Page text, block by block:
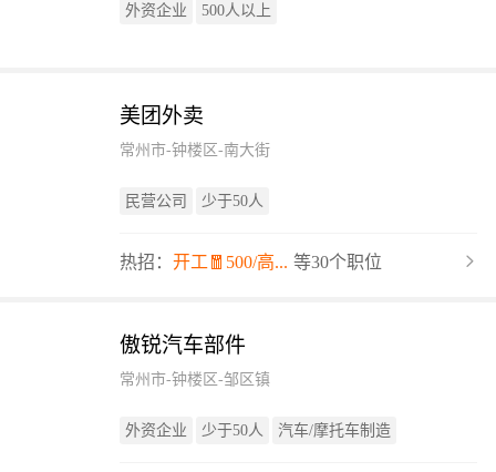
外资企业 500人以上
美团外卖
常州市-钟楼区-南大街
民营公司 少于50人
热招： 开工🧧500/高... 等30个职位
傲锐汽车部件
常州市-钟楼区-邹区镇
外资企业 少于50人 汽车/摩托车制造